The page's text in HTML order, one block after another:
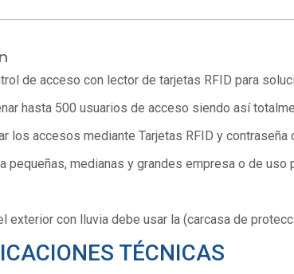
de acceso con lector de tarjetas RFID para
hasta 500 usuarios de acceso siendo así
los accesos mediante Tarjetas RFID y contraseña
pequeñas, medianas y grandes empresa o de uso
exterior con lluvia debe usar la (carcasa de
TÉCNICAS